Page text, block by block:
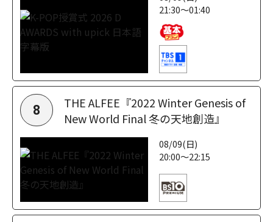
21:30～01:40
8
THE ALFEE『2022 Winter Genesis of
New World Final 冬の天地創造』
08/09(日)
20:00～22:15